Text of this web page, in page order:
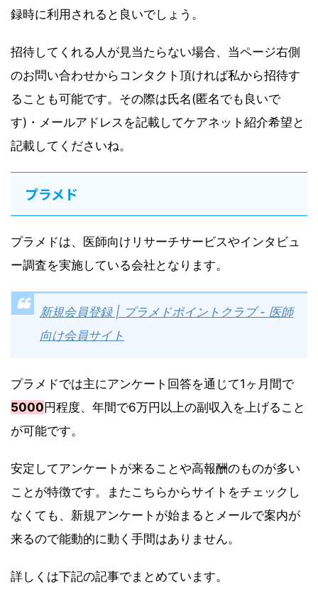
録時に利用されると良いでしょう。
招待してくれる人が見当たらない場合、当ページ右側
のお問い合わせからコンタクト頂ければ私から招待す
ることも可能です。その際は氏名(匿名でも良いで
す)・メールアドレスを記載してケアネット紹介希望と
記載してくださいね。
プラメド
プラメドは、医師向けリサーチサービスやインタビュ
ー調査を実施している会社となります。
新規会員登録 | プラメドポイントクラブ - 医師
向け会員サイト
プラメドでは主にアンケート回答を通じて1ヶ月間で
5000円程度、年間で6万円以上の副収入を上げること
が可能です。
安定してアンケートが来ることや高報酬のものが多い
ことが特徴です。またこちらからサイトをチェックし
なくても、新規アンケートが始まるとメールで案内が
来るので能動的に動く手間はありません。
詳しくは下記の記事でまとめています。